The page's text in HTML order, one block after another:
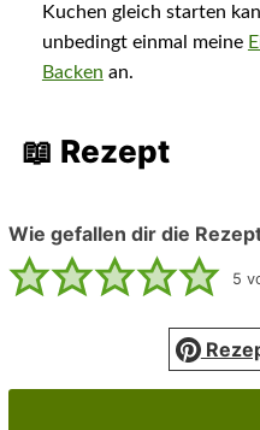
Kuchen gleich starten
unbedingt einmal meine
Backen an.
📖 Rezept
Wie gefallen dir die
5